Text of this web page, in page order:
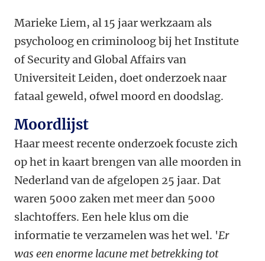
Marieke Liem, al 15 jaar werkzaam als
psycholoog en criminoloog bij het Institute
of Security and Global Affairs van
Universiteit Leiden, doet onderzoek naar
fataal geweld, ofwel moord en doodslag.
Moordlijst
Haar meest recente onderzoek focuste zich
op het in kaart brengen van alle moorden in
Nederland van de afgelopen 25 jaar. Dat
waren 5000 zaken met meer dan 5000
slachtoffers. Een hele klus om die
informatie te verzamelen was het wel. 'Er
was een enorme lacune met betrekking tot